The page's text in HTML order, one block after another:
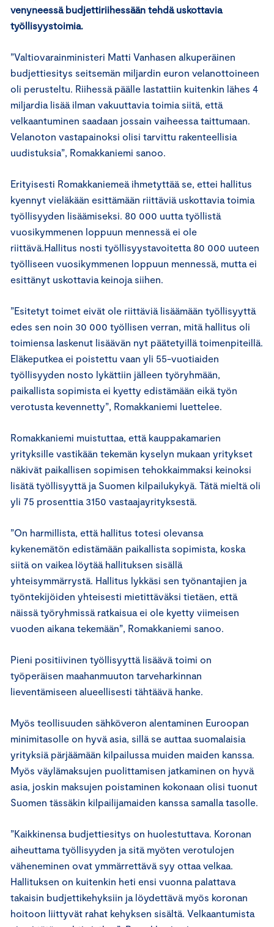
venyneessä budjettiriihessään tehdä uskottavia
työllisyystoimia.
”Valtiovarainministeri Matti Vanhasen alkuperäinen
budjettiesitys seitsemän miljardin euron velanottoineen
oli perusteltu. Riihessä päälle lastattiin kuitenkin lähes 4
miljardia lisää ilman vakuuttavia toimia siitä, että
velkaantuminen saadaan jossain vaiheessa taittumaan.
Velanoton vastapainoksi olisi tarvittu rakenteellisia
uudistuksia”, Romakkaniemi sanoo.
Erityisesti Romakkaniemeä ihmetyttää se, ettei hallitus
kyennyt vieläkään esittämään riittäviä uskottavia toimia
työllisyyden lisäämiseksi. 80 000 uutta työllistä
vuosikymmenen loppuun mennessä ei ole
riittävä.Hallitus nosti työllisyystavoitetta 80 000 uuteen
työlliseen vuosikymmenen loppuun mennessä, mutta ei
esittänyt uskottavia keinoja siihen.
”Esitetyt toimet eivät ole riittäviä lisäämään työllisyyttä
edes sen noin 30 000 työllisen verran, mitä hallitus oli
toimiensa laskenut lisäävän nyt päätetyillä toimenpiteillä.
Eläkeputkea ei poistettu vaan yli 55-vuotiaiden
työllisyyden nosto lykättiin jälleen työryhmään,
paikallista sopimista ei kyetty edistämään eikä työn
verotusta kevennetty”, Romakkaniemi luettelee.
Romakkaniemi muistuttaa, että kauppakamarien
yrityksille vastikään tekemän kyselyn mukaan yritykset
näkivät paikallisen sopimisen tehokkaimmaksi keinoksi
lisätä työllisyyttä ja Suomen kilpailukykyä. Tätä mieltä oli
yli 75 prosenttia 3150 vastaajayrityksestä.
”On harmillista, että hallitus totesi olevansa
kykenemätön edistämään paikallista sopimista, koska
siitä on vaikea löytää hallituksen sisällä
yhteisymmärrystä. Hallitus lykkäsi sen työnantajien ja
työntekijöiden yhteisesti mietittäväksi tietäen, että
näissä työryhmissä ratkaisua ei ole kyetty viimeisen
vuoden aikana tekemään”, Romakkaniemi sanoo.
Pieni positiivinen työllisyyttä lisäävä toimi on
työperäisen maahanmuuton tarveharkinnan
lieventämiseen alueellisesti tähtäävä hanke.
Myös teollisuuden sähköveron alentaminen Euroopan
minimitasolle on hyvä asia, sillä se auttaa suomalaisia
yrityksiä pärjäämään kilpailussa muiden maiden kanssa.
Myös väylämaksujen puolittamisen jatkaminen on hyvä
asia, joskin maksujen poistaminen kokonaan olisi tuonut
Suomen tässäkin kilpailijamaiden kanssa samalla tasolle.
”Kaikkinensa budjettiesitys on huolestuttava. Koronan
aiheuttama työllisyyden ja sitä myöten verotulojen
väheneminen ovat ymmärrettävä syy ottaa velkaa.
Hallituksen on kuitenkin heti ensi vuonna palattava
takaisin budjettikehyksiin ja löydettävä myös koronan
hoitoon liittyvät rahat kehyksen sisältä. Velkaantumista